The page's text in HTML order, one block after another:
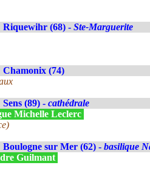
Riquewihr (68) - Ste-Marguerite
Chamonix (74)
Sens (89) - cathédrale
Michelle Leclerc
Boulogne sur Mer (62) - basilique
Guilmant